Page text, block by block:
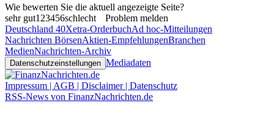
Wie bewerten Sie die aktuell angezeigte Seite?
sehr gut1 23456schlecht
Problem melden
Deutschland 40Xetra-OrderbuchAd hoc-Mitteilungen
Nachrichten BörsenAktien-EmpfehlungenBranchen
MedienNachrichten-Archiv
Datenschutzeinstellungen Mediadaten
Impressum | AGB | Disclaimer | Datenschutz
RSS-News von FinanzNachrichten.de